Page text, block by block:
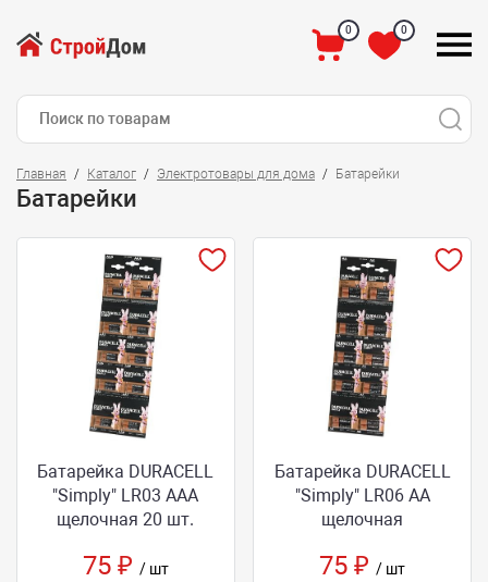
0 0
Главная Каталог Электротовары для дома Батарейки
Батарейки
Батарейка DURACELL
"Simply" LR03 AAA
щелочная 20 шт.
75 ₽ / шт
Батарейка DURACELL
"Simply" LR06 AA
щелочная
75 ₽/ шт